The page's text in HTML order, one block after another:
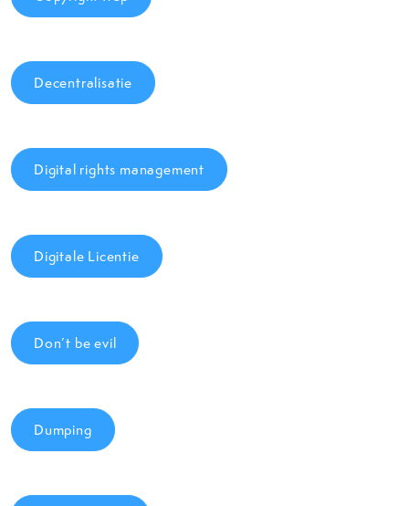
Decentralisatie
Digital rights management
Digitale Licentie
Don’t be evil
Dumping